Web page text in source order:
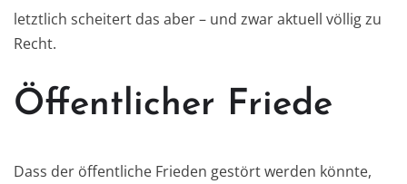
letztlich scheitert das aber – und zwar aktuell völlig zu
Recht.
Öffentlicher Friede
Dass der öffentliche Frieden gestört werden könnte,